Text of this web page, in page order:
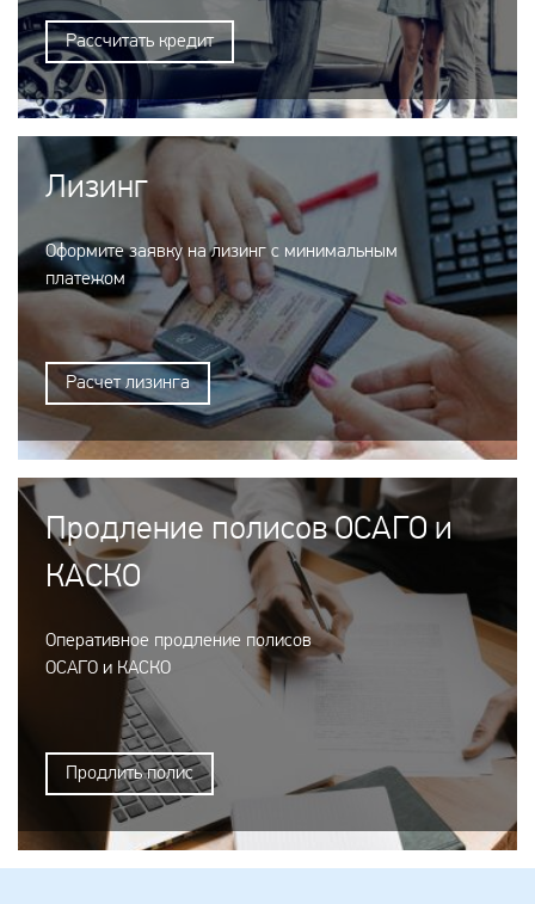
Рассчитать кредит
Лизинг
Оформите заявку на лизинг с минимальным
платежом
Расчет лизинга
Продление полисов ОСАГО и
КАСКО
Оперативное продление полисов
ОСАГО и КАСКО
Продлить полис